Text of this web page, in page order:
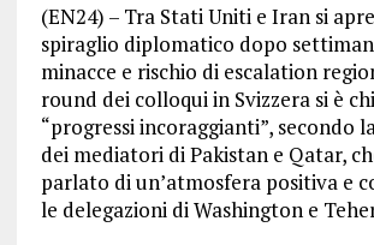
(EN24) – Tra Stati Uniti e Iran si
spiraglio diplomatico dopo
minacce e rischio di escalation
round dei colloqui in Svizzera si è
“progressi incoraggianti”, secondo
dei mediatori di Pakistan e Qatar,
parlato di un’atmosfera positiva e
le delegazioni di Washington e